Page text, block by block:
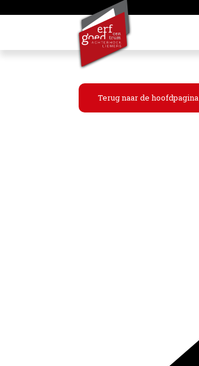
Terug naar de hoofdpagina